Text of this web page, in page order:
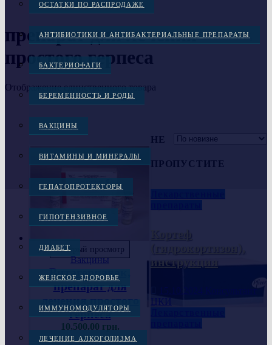
ОСТАТКИ ПО РАСПРОДАЖЕ
АНТИБИОТИКИ И АНТИБАКТЕРИАЛЬНЫЕ ПРЕПАРАТЫ
БАКТЕРИОФАГИ
БЕРЕМЕННОСТЬ И РОДЫ
ВАКЦИНЫ
ВИТАМИНЫ И МИНЕРАЛЫ
ГЕПАТОПРОТЕКТОРЫ
ГИПОТЕНЗИВНОЕ
ДИАБЕТ
ЖЕНСКОЕ ЗДОРОВЬЕ
ИММУНОМОДУЛЯТОРЫ
ЛЕЧЕНИЕ АЛКОГОЛИЗМА
препарат для лечения
простого герпеса
Отображение единственного товара
Быстрый просмотр
Вакцины
Витагерпавак,
препарат для
лечения простого
герпеса
10,500.00 грн.
НЕ
ПРОПУСТИТЕ
инструкция
Консультант
ЦКИ